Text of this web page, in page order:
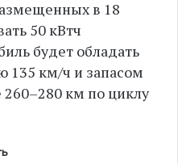
в 18
50 кВтч
будет обладать
135 км/ч и запасом
260–280 км по циклу